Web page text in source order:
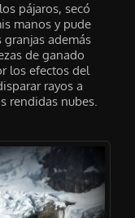
pájaros, secó
manos y pude
además
de ganado
los efectos del
rayos a
rendidas nubes.